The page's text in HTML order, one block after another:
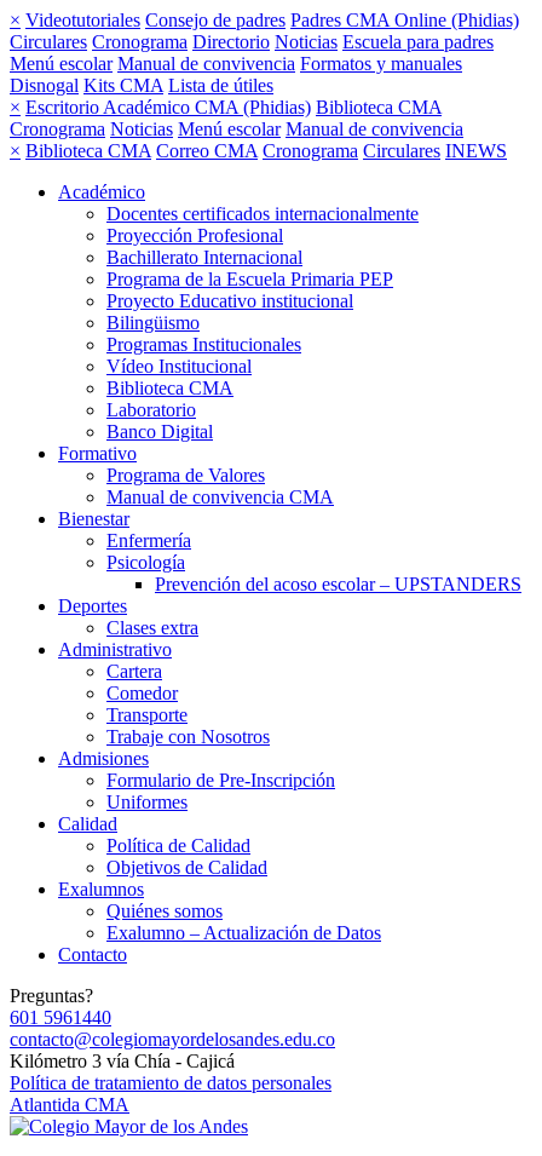
× Videotutoriales Consejo de padres Padres CMA Online (Phidias)
Circulares Cronograma Directorio Noticias Escuela para padres
Menú escolar Manual de convivencia Formatos y manuales
Disnogal Kits CMA Lista de útiles
× Escritorio Académico CMA (Phidias) Biblioteca CMA
Cronograma Noticias Menú escolar Manual de convivencia
× Biblioteca CMA Correo CMA Cronograma Circulares INEWS
Académico
Docentes certificados internacionalmente
Proyección Profesional
Bachillerato Internacional
Programa de la Escuela Primaria PEP
Proyecto Educativo institucional
Bilingüismo
Programas Institucionales
Vídeo Institucional
Biblioteca CMA
Laboratorio
Banco Digital
Formativo
Programa de Valores
Manual de convivencia CMA
Bienestar
Enfermería
Psicología
Prevención del acoso escolar – UPSTANDERS
Deportes
Clases extra
Administrativo
Cartera
Comedor
Transporte
Trabaje con Nosotros
Admisiones
Formulario de Pre-Inscripción
Uniformes
Calidad
Política de Calidad
Objetivos de Calidad
Exalumnos
Quiénes somos
Exalumno – Actualización de Datos
Contacto
Preguntas?
601 5961440
contacto@colegiomayordelosandes.edu.co
Kilómetro 3 vía Chía - Cajicá
Política de tratamiento de datos personales
Atlantida CMA